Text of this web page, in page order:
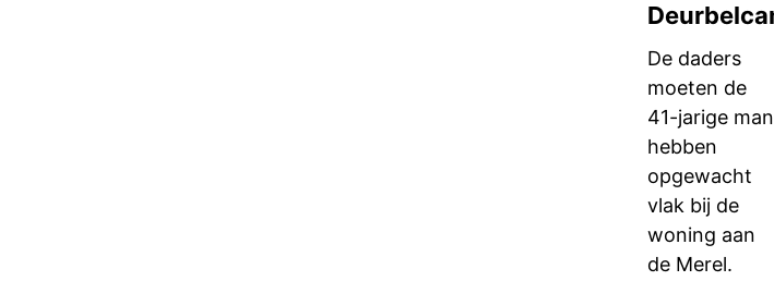
De daders
moeten de
41-jarige man
hebben
opgewacht
vlak bij de
woning aan
de Merel.